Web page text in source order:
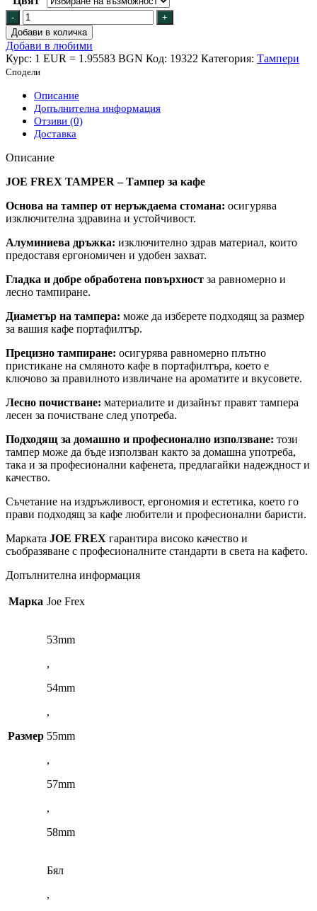
количество
за
JOE
FREX
TAMPER
-
Тампер
за
кафе
Добави в количка
Добави в любими
Курс: 1 EUR = 1.95583 BGN Код: 19322 Категория: Тампери
Сподели
Описание
Допълнителна информация
Отзиви (0)
Доставка
Описание
JOE FREX TAMPER – Тампер за кафе
Основа на тампер от неръждаема стомана: осигурява
изключителна здравина и устойчивост.
Алуминиева дръжка: изключително здрав материал, които
предоставя ергономичен и удобен захват.
Гладка и добре обработена повърхност за равномерно и
лесно тампиране.
Диаметър на тампера: може да изберете подходящ за размер
за вашия кафе портафилтър.
Прецизно тампиране: осигурява равномерно плътно
пристикане на смляното кафе в портафилтъра, което е
ключово за правилното извличане на ароматите и вкусовете.
Лесно почистване: материалите и дизайнът правят тампера
лесен за почистване след употреба.
Подходящ за домашно и професионално използване: този
тампер може да бъде използван както за домашна употреба,
така и за професионални кафенета, предлагайки надеждност и
качество.
Съчетание на издръжливост, ергономия и естетика, което го
прави подходящ за кафе любители и професионални баристи.
Марката JOE FREX гарантира високо качество и
съобразяване с професионалните стандарти в света на кафето.
Допълнителна информация
Марка Joe Frex
Размер
53mm
,
54mm
,
55mm
,
57mm
,
58mm
Бял
,